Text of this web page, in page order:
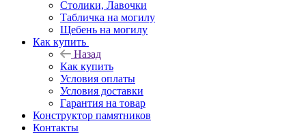
Столики, Лавочки
Табличка на могилу
Щебень на могилу
Как купить
Назад
Как купить
Условия оплаты
Условия доставки
Гарантия на товар
Конструктор памятников
Контакты